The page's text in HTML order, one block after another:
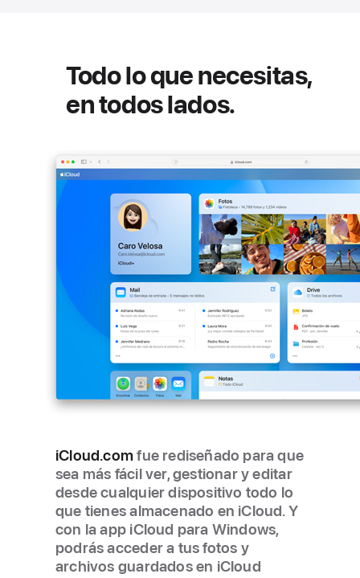
Todo lo que necesitas,
en todos lados.
iCloud.com fue rediseñado para que
sea más fácil ver, gestionar y editar
desde cualquier dispositivo todo lo
que tienes almacenado en iCloud. Y
con la app iCloud para Windows,
podrás acceder a tus fotos y
archivos guardados en iCloud